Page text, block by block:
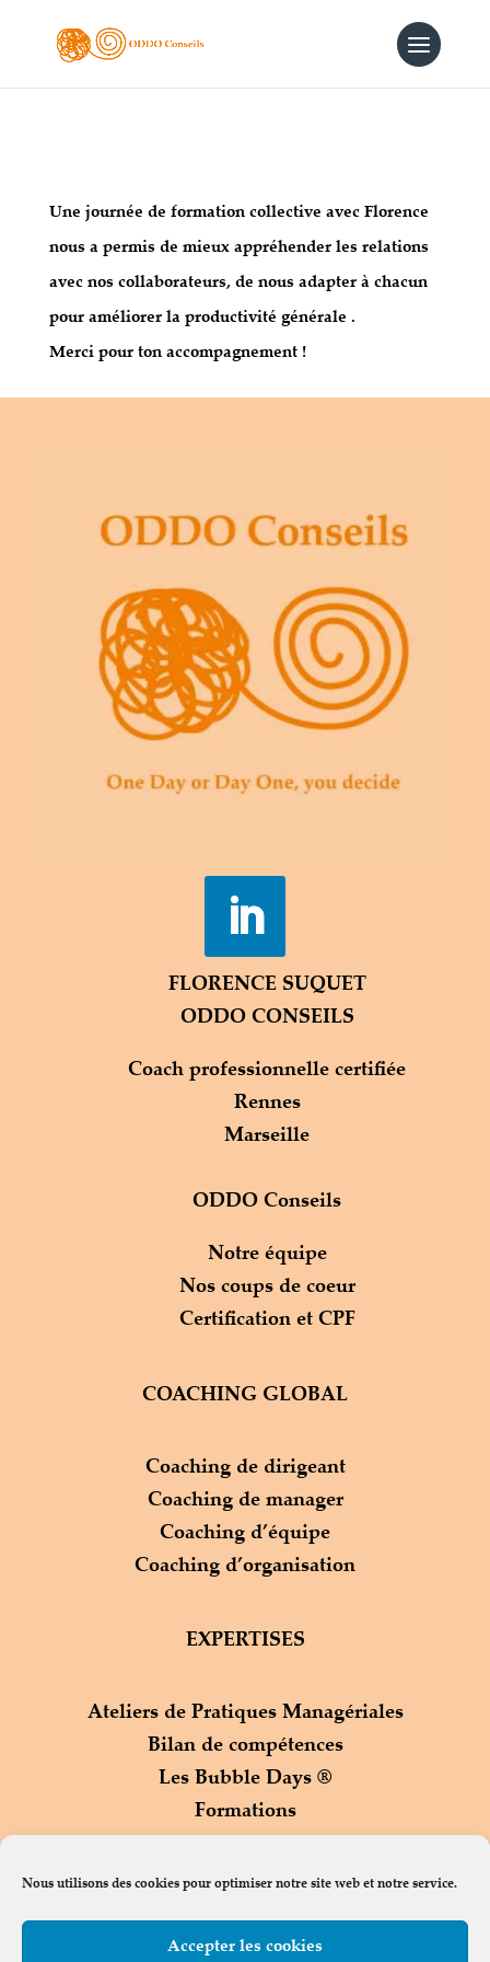
Nous utilisons des cookies pour optimiser notre site web et notre service.
Accepter les cookies
Une journée de formation collective avec Florence
nous a permis de mieux appréhender les relations
avec nos collaborateurs, de nous adapter à chacun
pour améliorer la productivité générale .
Merci pour ton accompagnement !
FLORENCE SUQUET
ODDO CONSEILS
Coach professionnelle certifiée
Rennes
Marseille
ODDO Conseils
Notre équipe
Nos coups de coeur
Certification et CPF
COACHING GLOBAL
Coaching de dirigeant
Coaching de manager
Coaching d’équipe
Coaching d’organisation
EXPERTISES
Ateliers de Pratiques Managériales
Bilan de compétences
Les Bubble Days ®
Formations
Process Com ®
Contact